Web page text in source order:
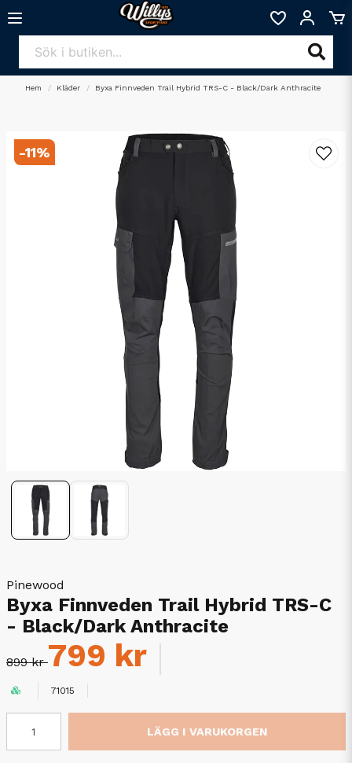
Hem Kläder Byxa Finnveden Trail Hybrid TRS-C - Black/Dark Anthracite
-11%
Pinewood
Byxa Finnveden Trail Hybrid TRS-C
- Black/Dark Anthracite
899 kr799 kr
71015
LÄGG I VARUKORGEN